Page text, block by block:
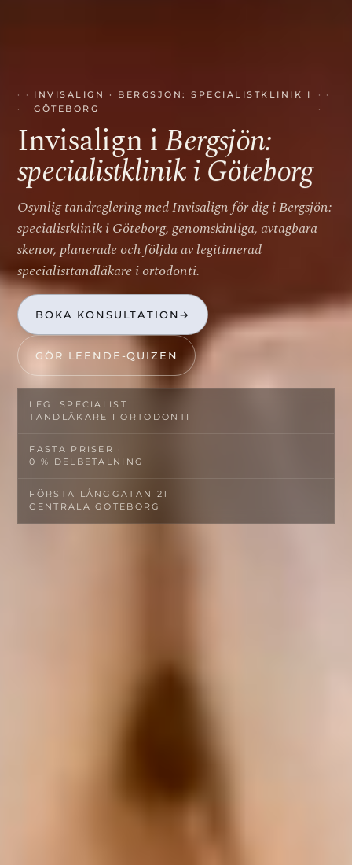
INVISALIGN · BERGSJÖN: SPECIALISTKLINIK I
GÖTEBORG
Invisalign iBergsjön:
specialistklinik i Göteborg
Osynlig tandreglering med Invisalign för dig i Bergsjön:
specialistklinik i Göteborg, genomskinliga, avtagbara
skenor, planerade och följda av legitimerad
specialisttandläkare i ortodonti.
BOKA KONSULTATION→
GÖR LEENDE-QUIZEN
LEG. SPECIALIST­
TANDLÄKARE I ORTODONTI
FASTA PRISER ·
0 % DELBETALNING
FÖRSTA LÅNGGATAN 21
CENTRALA GÖTEBORG